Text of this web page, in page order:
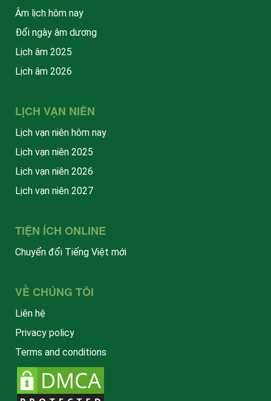
Âm lịch hôm nay
Đổi ngày âm dương
Lịch âm 2025
Lịch âm 2026
LỊCH VẠN NIÊN
Lịch vạn niên hôm nay
Lịch vạn niên 2025
Lịch vạn niên 2026
Lịch vạn niên 2027
TIỆN ÍCH ONLINE
Chuyển đổi Tiếng Việt mới
VỀ CHÚNG TÔI
Liên hệ
Privacy policy
Terms and conditions